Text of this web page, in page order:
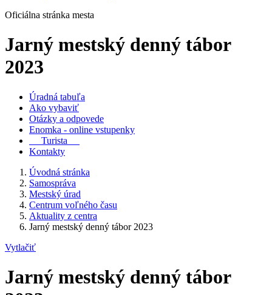
Oficiálna stránka mesta
Jarný mestský denný tábor
2023
Úradná tabuľa
Ako vybaviť
Otázky a odpovede
Enomka - online vstupenky
Turista
Kontakty
Úvodná stránka
Samospráva
Mestský úrad
Centrum voľného času
Aktuality z centra
Jarný mestský denný tábor 2023
Vytlačiť
Jarný mestský denný tábor